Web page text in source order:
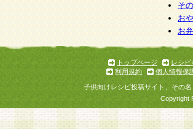
止等を求められた場合には、ご本人
た場合に限り、法令に準拠して合理的
す。なお、開示 請求等の請求先は個
、本規約等を承諾のうえ、当社所定の
が承認した者、グループとします。な
当する場合は会員登録をすることがで
そ
お
お
トップページ
レシピ
利用規約
個人情報保
子供向けレシピ投稿サイト、その
Copyright